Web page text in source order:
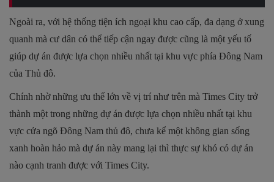
Ngoài ra, với hệ thống tiện ích ngoại khu cao cấp, đa dạng ở xung
quanh mà cư dân có thể tiếp cận ngay được cũng là một yếu tố
giúp dự án được lựa chọn nhiều nhất tại khu vực phía Đông Nam
của Thủ đô.
Chính nhờ những ưu thế lớn về vị trí như trên mà Times City trở
thành một trong những dự án được lựa chọn nhiều nhất tại khu
vực cửa ngõ Đông Nam thủ đô, chưa kể một không gian sống
xanh hoàn hảo mà dự án này mang lại thì thực sự khó có dự án
nào cạnh tranh được với Times City.